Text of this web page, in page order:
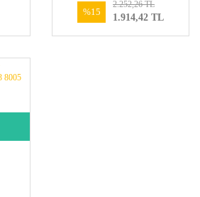
AA-1935496</font></b>
%15
1.914,42 TL
2.252,26 TL